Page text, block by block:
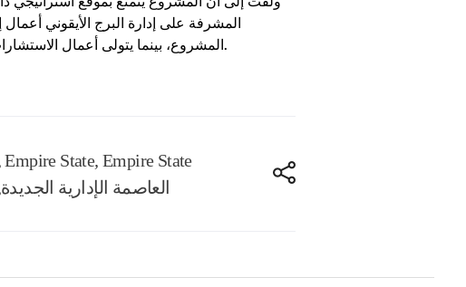
المشروع، بينما يتولى أعمال الاستشارات الهندسية مكتب محرم باخوم، وكلها كيانات قوية تعكس أهمية المشروع وشكله عقب اكتمال تنفيذه.
Empire State, Empire State
العاصمة الإدارية الجديدة